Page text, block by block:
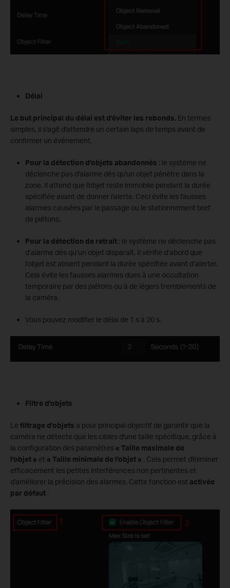
Délai
Le but principal du délai est d'éviter les rebonds. En termes
simples, il s'agit d'attendre un certain laps de temps avant de
confirmer un événement.
Pour la détection d'objets abandonnés : le système ne
déclenche pas d'alarme dès qu'un objet pénètre dans la
zone. Il attend que l'objet reste immobile pendant la durée
spécifiée avant de donner l'alerte. Ceci évite les fausses
alarmes causées par le passage ou le stationnement bref
de piétons.
Pour la détection de retrait : le système ne déclenche pas
d’alarme dès qu’un objet disparaît. Il vérifie d’abord que
l’objet est absent pendant la durée spécifiée avant d’alerter.
Cela évite les fausses alarmes dues à une occultation
temporaire par des piétons ou à de légers tremblements de
la caméra.
Vous pouvez modifier le délai de 1 s à 20 s.
Filtre d'objets
Le filtrage d'objets a pour principal objectif de garantir que la
caméra ne détecte que les cibles d'une taille spécifique, grâce à
la configuration des paramètres « Taille maximale de
l'objet » et « Taille minimale de l'objet » . Cela permet d'éliminer
efficacement les petites interférences non pertinentes et
d'améliorer la précision des alarmes. Cette fonction est activée
par défaut .